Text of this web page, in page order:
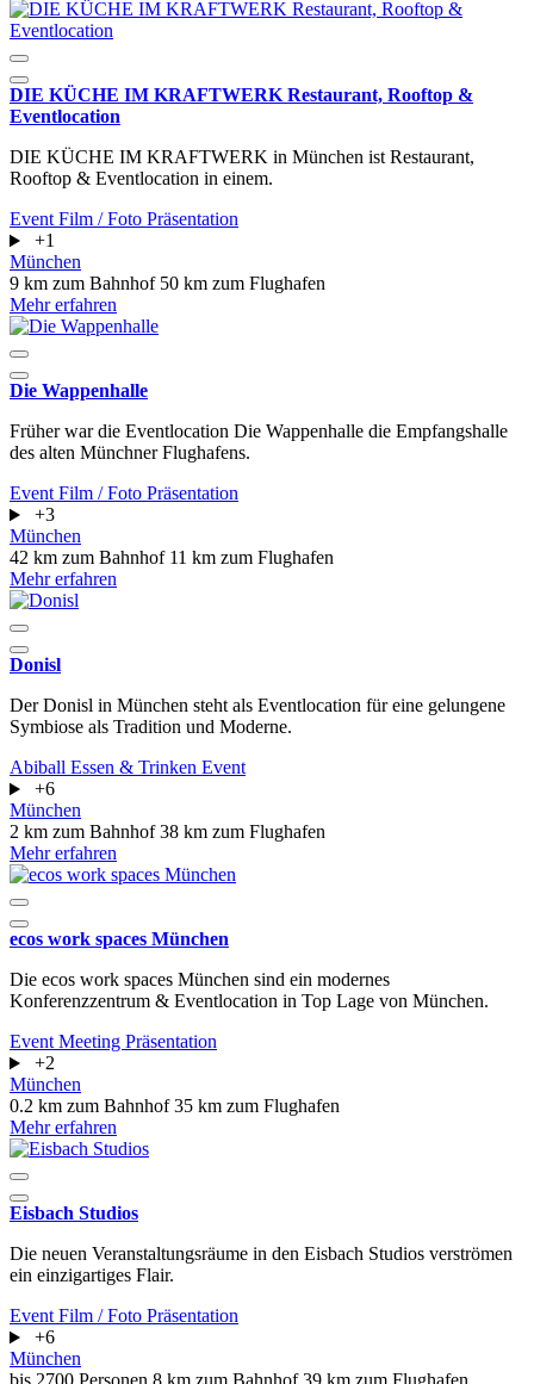
DIE KÜCHE IM KRAFTWERK Restaurant, Rooftop &
Eventlocation
DIE KÜCHE IM KRAFTWERK in München ist Restaurant,
Rooftop & Eventlocation in einem.
Event Film / Foto Präsentation
+1
München
9 km zum Bahnhof 50 km zum Flughafen
Mehr erfahren
Die Wappenhalle
Früher war die Eventlocation Die Wappenhalle die Empfangshalle
des alten Münchner Flughafens.
Event Film / Foto Präsentation
+3
München
42 km zum Bahnhof 11 km zum Flughafen
Mehr erfahren
Donisl
Der Donisl in München steht als Eventlocation für eine gelungene
Symbiose als Tradition und Moderne.
Abiball Essen & Trinken Event
+6
München
2 km zum Bahnhof38 km zum Flughafen
Mehr erfahren
ecos work spaces München
Die ecos work spaces München sind ein modernes
Konferenzzentrum & Eventlocation in Top Lage von München.
Event Meeting Präsentation
+2
München
0.2 km zum Bahnhof35 km zum Flughafen
Mehr erfahren
Eisbach Studios
Die neuen Veranstaltungsräume in den Eisbach Studios verströmen
ein einzigartiges Flair.
Event Film / Foto Präsentation
+6
München